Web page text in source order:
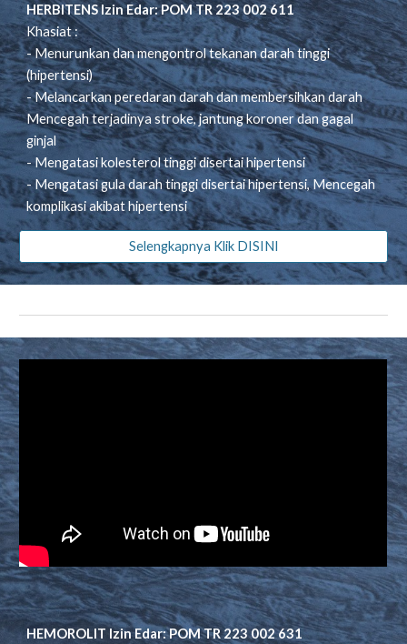
HERBITENS Izin Edar: POM TR 223 002 611
Khasiat :
- Menurunkan dan mengontrol tekanan darah tinggi
(hipertensi)
- Melancarkan peredaran darah dan membersihkan darah
Mencegah terjadinya stroke, jantung koroner dan gagal
ginjal
- Mengatasi kolesterol tinggi disertai hipertensi
- Mengatasi gula darah tinggi disertai hipertensi, Mencegah
komplikasi akibat hipertensi
Selengkapnya Klik DISINI
HEMOROLIT Izin Edar: POM TR 223 002 631